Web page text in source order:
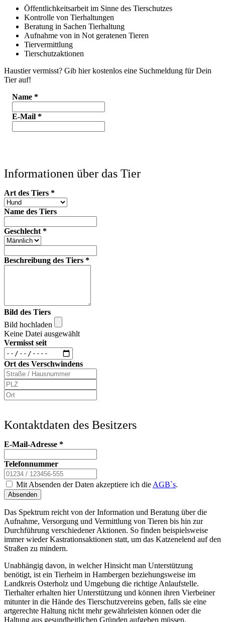
Öffentlichkeitsarbeit im Sinne des Tierschutzes
Kontrolle von Tierhaltungen
Beratung in Sachen Tierhaltung
Aufnahme von in Not geratenen Tieren
Tiervermittlung
Tierschutzaktionen
Haustier vermisst? Gib hier kostenlos eine Suchmeldung für Dein
Tier auf!
Name *
E-Mail *
Informationen über das Tier
Art des Tiers *
Name des Tiers
Geschlecht *
Beschreibung des Tiers *
Bild des Tiers
Bild hochladen
Keine Datei ausgewählt
Vermisst seit
Ort des Verschwindens
Kontaktdaten des Besitzers
E-Mail-Adresse *
Telefonnummer
Mit Absenden der Daten akzeptiere ich die AGB`s.
Absenden
Das Spektrum reicht von der Information und Beratung über die
Aufnahme, Versorgung und Vermittlung von Tieren bis hin zur
Durchführung verschiedener Aktionen. So finden beispielsweise
immer wieder Kastrationsaktionen statt, um das Katzenelend auf den
Straßen zu mindern.
Unabhängig davon, in welcher Hinsicht man Unterstützung
benötigt, ist ein Tierheim in Hambergen beziehungsweise im
Landkreis Osterholz und Umgebung die richtige Anlaufstelle.
Tierhalter erhalten hier Unterstützung und können ihren Vierbeiner
mitunter in die Hände des Tierschutzvereins geben, falls sie eine
artgerechte Haltung nicht mehr gewährleisten können oder die
Haltung aus gesundheitlichen Gründen aufgeben müssen.